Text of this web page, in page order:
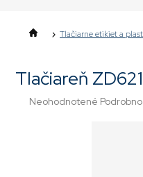
Tlačiarne etikiet a
Tlačiareň
Priemerné
Neohodnotené